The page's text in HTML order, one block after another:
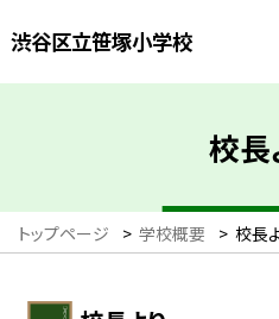
渋谷区立笹塚小学校
校長
トップページ > 学校概要 > 校長